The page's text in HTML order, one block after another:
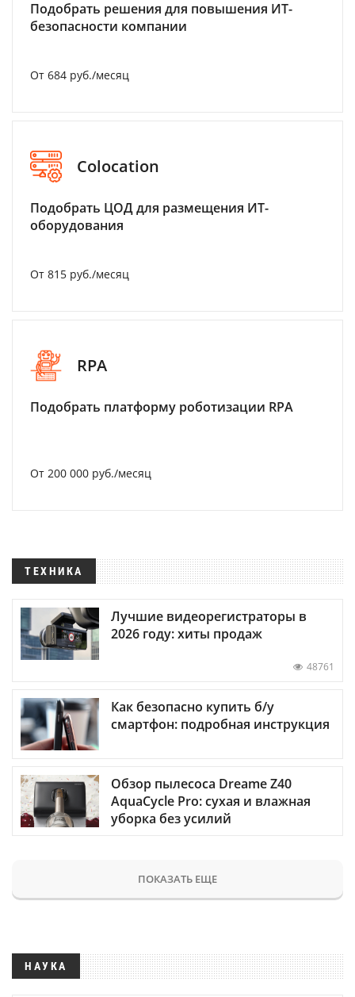
Подобрать решения для повышения ИТ-
безопасности компании
От 684 руб./месяц
Colocation
Подобрать ЦОД для размещения ИТ-
оборудования
От 815 руб./месяц
RPA
Подобрать платформу роботизации RPA
От 200 000 руб./месяц
ТЕХНИКА
Лучшие видеорегистраторы в
2026 году: хиты продаж
48761
Как безопасно купить б/у
смартфон: подробная инструкция
Обзор пылесоса Dreame Z40
AquaCycle Pro: сухая и влажная
уборка без усилий
ПОКАЗАТЬ ЕЩЕ
НАУКА